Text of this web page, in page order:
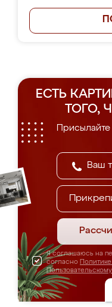
ЕСТЬ
ТОГО,
Я соглашаюсь на
согласно